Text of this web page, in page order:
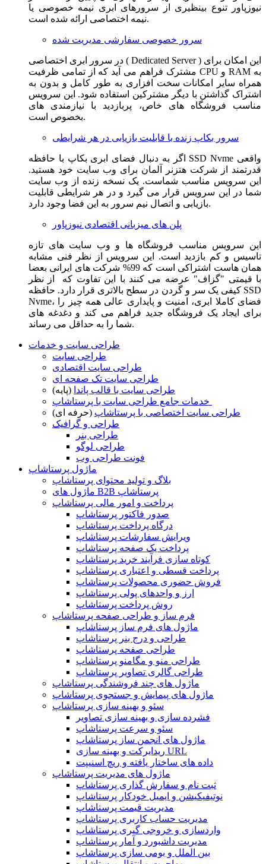
نیوزپاور تنوع بینظیری از سرورهای ابری نیمه خصوصی یا
نیمه اختصاصی ارائه شده است.
سرور خصوصی سفارشی مدیریت شده
در سرور ابری اختصاصی ( Dedicated Server ) این امکان برای
مشترک فراهم می آید که از تمامی ظرفیت CPU و RAM به
همراه سایر امکانات سخت افزاری به طور کامل و بدون به
اشتراک گذاشتن با دیگر مشترکین استفاده شود. این سرویس
مناسب فروشگاه های خاص، پربازدید با نیازمندی های
بخصوص است.
سرور بکاپ زنده با قابلیت بازیابی در هر شرایطی
اگر به دنبال فضای ابری بکاپ با حافظه SSD Nvme واقعی
قدرتمند از شرکت هتزنر آلمان برای وب سایت خود هستید.
این سرویس مناسب شماست. یک نسخه زنده از وب سایت
شما در این سرویس قرار می گیرد و در هر شرایطی قابلیت
بازیابی و اتصال نیم سرور به این فضا وجود دارد.
پلن های میزبانی اقتصادی نیوزپاور
این سرویس مناسب فروشگاه ها و وب سایت های تازه
تاسیس و کم بازدید است. این سرویس از نظر فنی مشابه
همان هاست اشتراکی است که 99% شرکت های ایرانی بعضا
با قیمتی "گزاف" عرضه می کنند با این تفاوت که از نظر
کیفی یک سر و گردن در سطح بالاتری قرار دارد. حافظه SSD
Nvme، فضای کاملا ابری، امنیت و پایداری عالی همه چیز را
برای ایجاد یک فروشگاه جدید فراهم می کند و دغدغه های
شما را به حداقل می رساند.
طراحی سایت و خدمات
طراحی سایت
طراحی سایت اقتصادی
طراحی سایت تک صفحه ای
طراحی سایت با قالب پاندا (پایه)
طراحی سایت اختصاصی با پرستاشاپ (حرفه ای)
طراحی و گرافیک
طراحی بنر
طراحی لوگو
فونت طراحی وب
ماژول پرستاشاپ
بلاگ و تولید محتوای پرستاشاپ
ماژول های B2B پرستاشاپ
پرداخت و امور مالی پرستاشاپ
صدور فاکتور پرستاشاپ
درگاه پرداخت پرستاشاپ
ویرایش سفارشات پرستاشاپ
پرداخت یک صفحه پرستاشاپ
کوتاه سازی فرآیند خرید پرستاشاپ
پرداخت قسطی و اعتباری پرستاشاپ
فروش حضوری محصولات پرستاشاپ
ارز و واحدهای پولی پرستاشاپ
روش پرداخت پرستاشاپ
فرم ساز و طراحی صفحه پرستاشاپ
ماژول های فرم ساز پرستاشاپ
طراحی و درج بنر پرستاشاپ
طراحی صفحه پرستاشاپ
طراحی منو و مگامنو پرستاشاپ
طراحی گالری تصاویر پرستاشاپ
ماژول های چند فروشندگی پرستاشاپ
ماژول های پیمایش و جستجوی پرستاشاپ
سئو و بهینه سازی پرستاشاپ
فشرده سازی و بهینه سازی تصاویر
سئو و سرعت پرستاشاپ
ماژول های انجمن ساز پرستاشاپ
ریدایرکت و بهینه سازی URL
داده های ساختار یافته و ریچ اسنیپت
ماژول های مدیریت پرستاشاپ
ثبت نام و سفارش گذاری پرستاشاپ
نوتیفیکیشن و ایمیل خودکار پرستاشاپ
مدیریت قیمت پرستاشاپ
مدیریت حساب کاربری پرستاشاپ
واردسازی و خروجی گیری پرستاشاپ
مدیریت داشبورد و آمار پرستاشاپ
بین الملل و بومی سازی پرستاشاپ